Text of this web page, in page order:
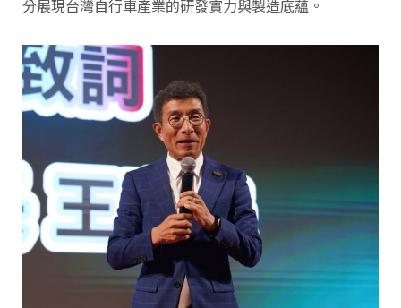
分展現台灣自行車產業的研發實力與製造底蘊。